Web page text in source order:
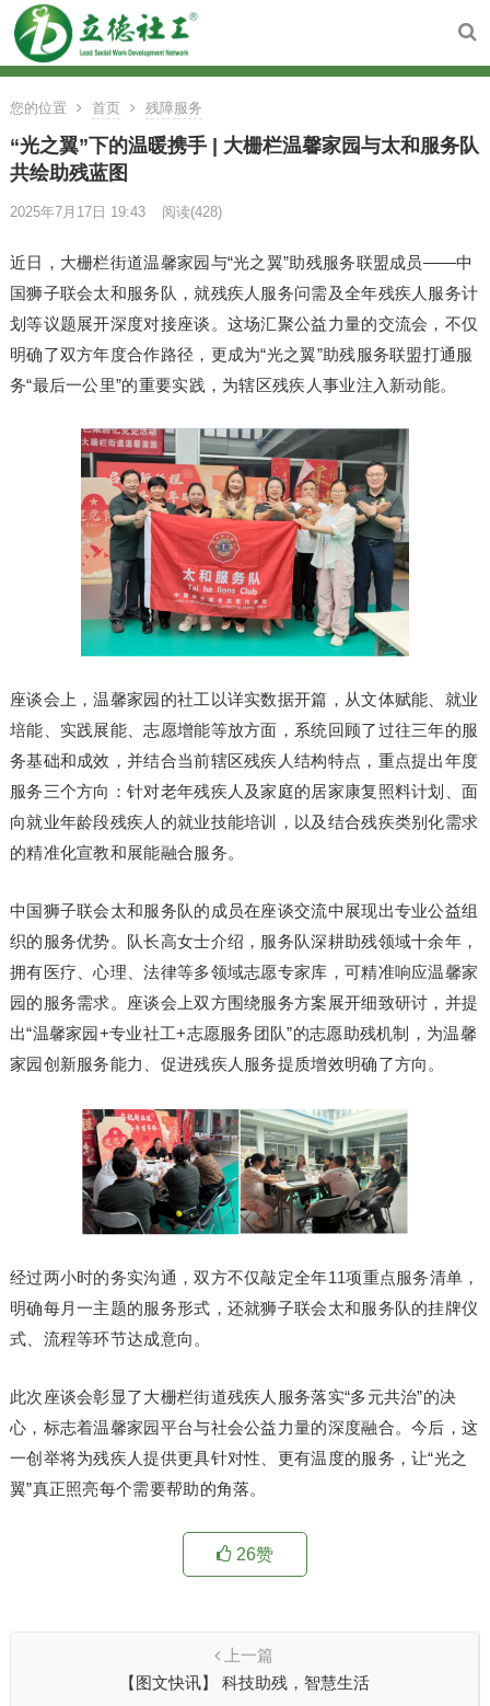
您的位置 首页 残障服务
“光之翼”下的温暖携手 | 大栅栏温馨家园与太和服务队
共绘助残蓝图
2025年7月17日 19:43 阅读(428)
近日，大栅栏街道温馨家园与“光之翼”助残服务联盟成员——中
国狮子联会太和服务队，就残疾人服务问需及全年残疾人服务计
划等议题展开深度对接座谈。这场汇聚公益力量的交流会，不仅
明确了双方年度合作路径，更成为“光之翼”助残服务联盟打通服
务“最后一公里”的重要实践，为辖区残疾人事业注入新动能。
座谈会上，温馨家园的社工以详实数据开篇，从文体赋能、就业
培能、实践展能、志愿增能等放方面，系统回顾了过往三年的服
务基础和成效，并结合当前辖区残疾人结构特点，重点提出年度
服务三个方向：针对老年残疾人及家庭的居家康复照料计划、面
向就业年龄段残疾人的就业技能培训，以及结合残疾类别化需求
的精准化宣教和展能融合服务。
中国狮子联会太和服务队的成员在座谈交流中展现出专业公益组
织的服务优势。队长高女士介绍，服务队深耕助残领域十余年，
拥有医疗、心理、法律等多领域志愿专家库，可精准响应温馨家
园的服务需求。座谈会上双方围绕服务方案展开细致研讨，并提
出“温馨家园+专业社工+志愿服务团队”的志愿助残机制，为温馨
家园创新服务能力、促进残疾人服务提质增效明确了方向。
经过两小时的务实沟通，双方不仅敲定全年11项重点服务清单，
明确每月一主题的服务形式，还就狮子联会太和服务队的挂牌仪
式、流程等环节达成意向。
此次座谈会彰显了大栅栏街道残疾人服务落实“多元共治”的决
心，标志着温馨家园平台与社会公益力量的深度融合。今后，这
一创举将为残疾人提供更具针对性、更有温度的服务，让“光之
翼”真正照亮每个需要帮助的角落。
26赞
上一篇
【图文快讯】 科技助残，智慧生活